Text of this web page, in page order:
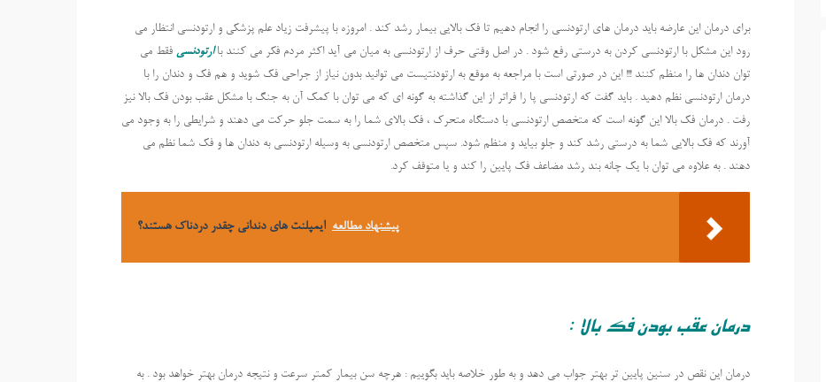
برای درمان این عارضه باید درمان های ارتودنسی را انجام دهیم تا فک بالایی بیمار رشد کند . امروزه با پیشرفت زیاد علم پزشکی و ارتودنسی انتظار می
رود این مشکل با ارتودنسی کردن به درستی رفع شود . در اصل وقتی حرف از ارتودنسی به میان می آید اکثر مردم فکر می کنند باارتودنسی فقط می
توان دندان ها را منظم کنند !!! این در صورتی است با مراجعه به موقع به ارتودنتیست می توانید بدون نیاز از جراحی فک شوید و هم فک و دندان را با
درمان ارتودنسی نظم دهید . باید گفت که ارتودنسی پا را فراتر از این گذاشته به گونه ای که می توان با کمک آن به جنگ با مشکل عقب بودن فک بالا نیز
رفت . درمان فک بالا این گونه است که متخصص ارتودنسی با دستگاه متحرک ، فک بالای شما را به سمت جلو حرکت می دهند و شرایطی را به وجود می
آورند که فک بالایی شما به درستی رشد کند و جلو بیاید و منظم شود. سپس متخصص ارتودنسی به وسیله ارتودنسی به دندان ها و فک شما نظم می
دهند . به علاوه می توان با یک چانه بند رشد مضاعف فک پایین را کند و یا متوقف کرد.
پیشنهاد مطالعه ایمپلنت های دندانی چقدر دردناک هستند؟
درمان عقب بودن فک بالا :
درمان این نقص در سنین پایین تر بهتر جواب می دهد و به طور خلاصه باید بگوییم : هرچه سن بیمار کمتر سرعت و نتیجه درمان بهتر خواهد بود . به